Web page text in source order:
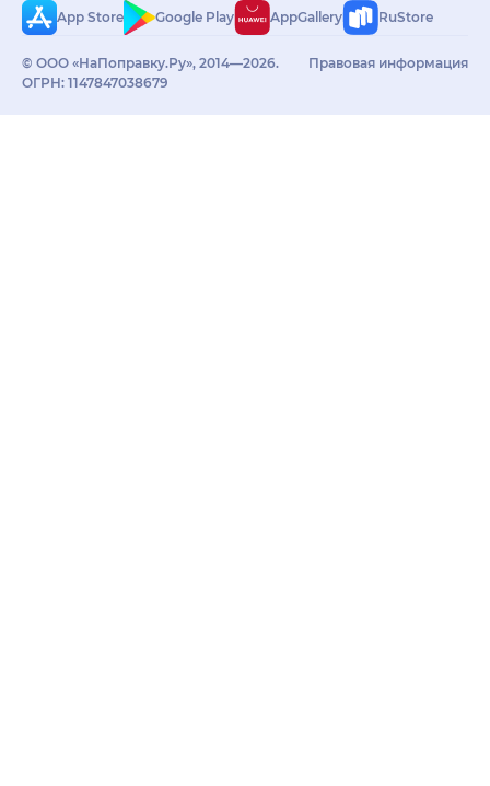
App Store
Google Play AppGallery RuStore
© ООО «НаПоправку.Ру», 2014—2026.
ОГРН: 1147847038679
Правовая информация